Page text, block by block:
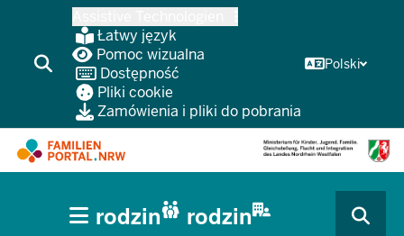
głównej
Łatwy język
Pomoc wizualna
Dostępność
Pliki cookie
Zamówienia i pliki do pobrania
Polski
CURRENT SECTION DLA FIRM/GMIN
CURRENT SECTION DLA RODZIN
HAUPTNAVIGATION
(BÜRGERBEREICH
rodzin rodzin